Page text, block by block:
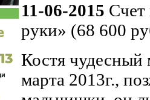
11-06-2015 Счет
руки» (68 600
Костя чудесный
марта 2013г.,